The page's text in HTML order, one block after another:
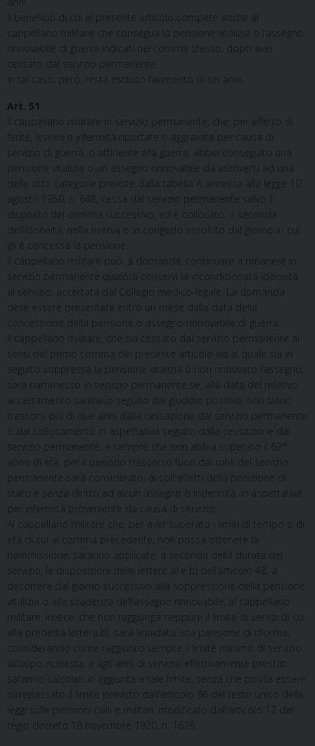
Il beneficio di cui al presente articolo compete anche al
cappellano militare che consegua la pensione vitalizia o l’assegno
rinnovabile di guerra indicati nel comma stesso, dopo aver
cessato dal servizio permanente.
In tal caso, però, resta escluso l’aumento di sei anni.
Art. 51
Il cappellano militare in servizio permanente, che, per effetto di
ferite, lesioni o infermità riportate o aggravate per causa di
servizio di guerra, o attinente alla guerra, abbia conseguito una
pensione vitalizia o un assegno rinnovabile da ascriversi ad una
delle otto categorie previste dalla tabella A annessa alla legge 10
agosto 1950, n. 648, cessa dal servizio permanente salvo il
disposto del comma successivo, ed è collocato, a seconda
dell’idoneità, nella riserva o in congedo assoluto dal giorno in cui
gli è concessa la pensione.
Il cappellano militare può, a domanda, continuare a rimanere in
servizio permanente qualora conservi la incondizionata idoneità
al servizio, accertata dal Collegio medico-legale. La domanda
deve essere presentata entro un mese dalla data della
concessione della pensione o assegno rinnovabile di guerra.
Il cappellano militare, che sia cessato dal servizio permanente ai
sensi del primo comma del presente articolo ed al quale sia in
seguito soppressa la pensione vitalizia o non rinnovato l’assegno,
sarà riammesso in servizio permanente se, alla data del relativo
accertamento sanitario seguito dal giudizio positivo, non siano
trascorsi più di due anni dalla cessazione dal servizio permanente
o dal collocamento in aspettativa seguito dalla cessazione dal
servizio permanente, e sempre che non abbia superato il 62°
anno di età, per il periodo trascorso fuori dai ruoli del servizio
permanente sarà considerato, ai soli effetti della posizione di
stato e senza diritto ad alcun assegno o indennità, in aspettativa
per infermità proveniente da causa di servizio.
Al cappellano militare che, per aver superato i limiti di tempo o di
età di cui al comma precedente, non possa ottenere la
riammissione, saranno applicate, a seconda della durata del
servizio, le disposizioni delle lettere a) e b) dell’articolo 48, a
decorrere dal giorno successivo alla soppressione della pensione
vitalizia o alla scadenza dell’assegno rinnovabile; al cappellano
militare, invece, che non raggiunga neppure il limite di servizi di cui
alla predetta lettera b), sarà liquidata una pensione di riforma,
considerando come raggiunto sempre il limite minimo di servizio
all’uopo richiesta, e agli anni di servizio effettivamente prestati
saranno calcolati in aggiunta a tale limite, senza che possa essere
oltrepassato il limite previsto dall’articolo 96 del testo unico delle
leggi sulle pensioni civili e militari, modificato dall’articolo 12 del
regio decreto 18 novembre 1920, n. 1626.